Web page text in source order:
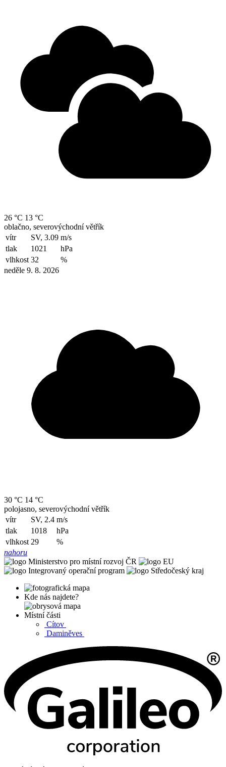
26 °C 13 °C
oblačno, severovýchodní větřík
vítr
SV, 3.09 m/s
tlak
1021
hPa
vlhkost 32
%
neděle 9. 8. 2026
30 °C 14 °C
polojasno, severovýchodní větřík
vítr
SV, 2.4 m/s
tlak
1018
hPa
vlhkost 29
%
nahoru
Kde nás najdete?
Místní části
Cítov
Daminěves